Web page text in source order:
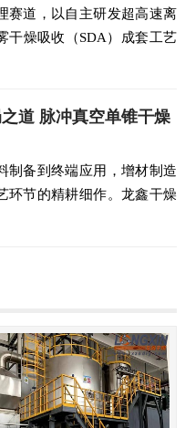
赛道，以自主研发超高速离
干燥吸收（SDA）成套工艺
道 脉冲真空单锥干燥
制备到终端应用，增材制造
环节的精耕细作。龙鑫干燥